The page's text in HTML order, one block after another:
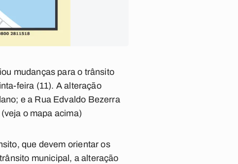
mudanças para o trânsito
feira (11). A alteração
e a Rua Edvaldo Bezerra
(veja o mapa acima)
que devem orientar os
municipal, a alteração